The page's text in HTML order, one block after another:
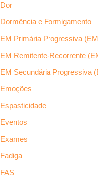
Dor
Dormência e Formigamento
EM Primária Progressiva
EM Remitente-Recorrente
EM Secundária Progressiva
Emoções
Espasticidade
Eventos
Exames
Fadiga
FAS